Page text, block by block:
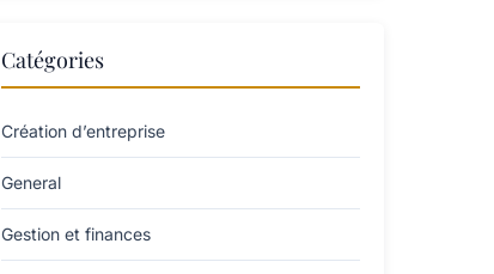
Catégories
Création d’entreprise
General
Gestion et finances